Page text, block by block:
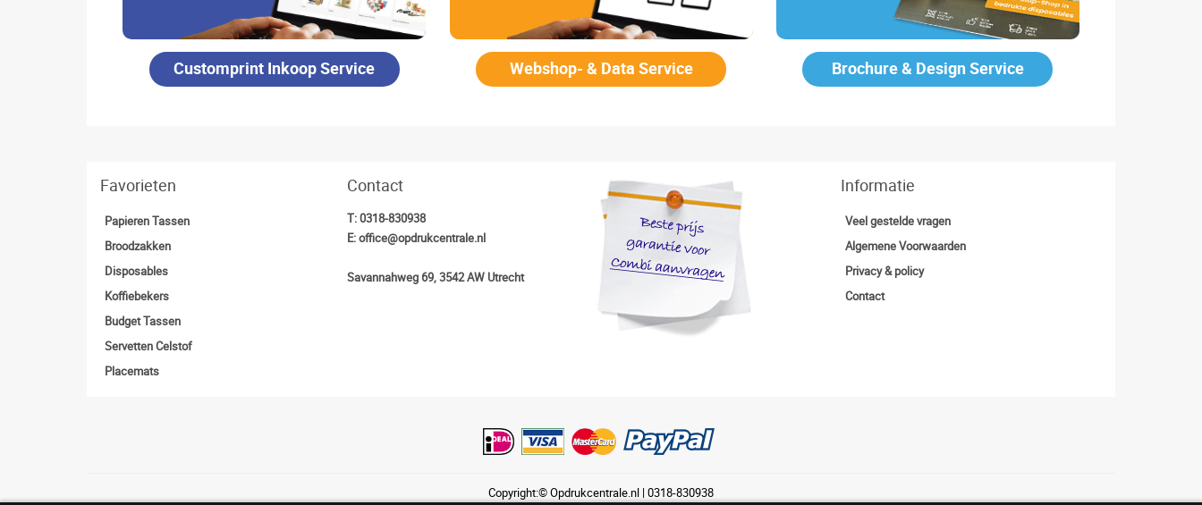
Customprint Inkoop Service Webshop- & Data Service Brochure & Design Service
Favorieten
Papieren Tassen
Broodzakken
Disposables
Koffiebekers
Budget Tassen
Servetten Celstof
Placemats
Contact
T:0318-830938
E:office@opdrukcentrale.nl
Savannahweg 69, 3542 AW Utrecht
Informatie
Veel gestelde vragen
Algemene Voorwaarden
Privacy & policy
Contact
Copyright:© Opdrukcentrale.nl | 0318-830938